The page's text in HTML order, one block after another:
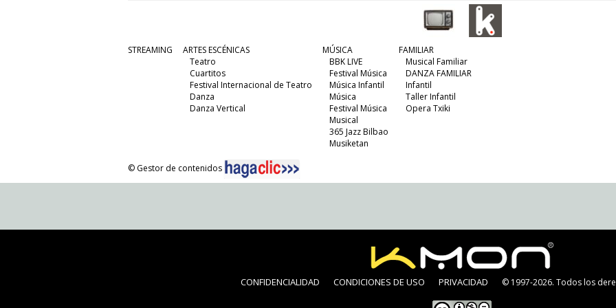
STREAMING
ARTES ESCÉNICAS
Teatro
Cuartitos
Festival Internacional de Teatro
Danza
Danza Vertical
MÚSICA
BBK LIVE
Festival Música
Música Infantil
Música
Festival Música
Musical
365 Jazz Bilbao
Musiketan
FAMILIAR
Musical Familiar
DANZA FAMILIAR
Infantil
Taller Infantil
Opera Txiki
© Gestor de contenidos
CONFIDENCIALIDAD CONDICIONES DE USO PRIVACIDAD © 1997-2026. Todos los